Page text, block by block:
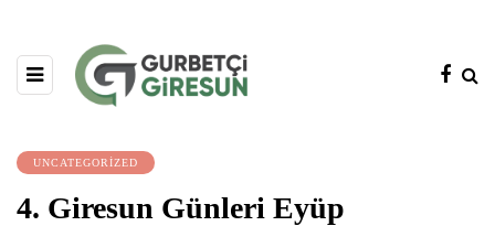
UNCATEGORIZED
4. Giresun Günleri Eyüp